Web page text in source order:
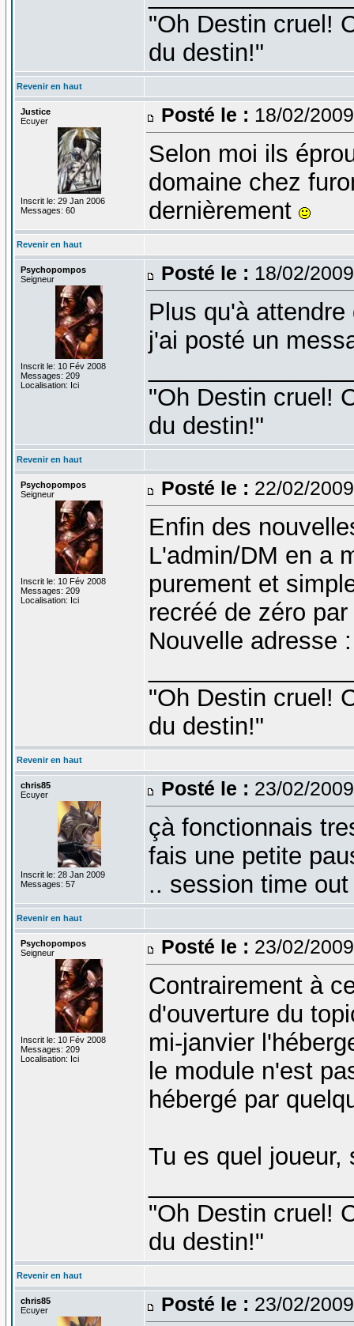
"Oh Destin cruel!
du destin!"
Revenir en haut
Justice
Ecuyer
Inscrit le: 29 Jan 2006
Messages: 60
Posté le : 18/02/
Selon moi ils
domaine chez
dernièrement
Revenir en haut
Psychopompos
Seigneur
Inscrit le: 10 Fév 2008
Messages: 209
Localisation: Ici
Posté le : 18/02/
Plus qu'à
j'ai posté un
"Oh Destin cruel!
du destin!"
Revenir en haut
Psychopompos
Seigneur
Inscrit le: 10 Fév 2008
Messages: 209
Localisation: Ici
Posté le : 22/02/
Enfin des
L'admin/DM en a
purement et
recréé de zéro
Nouvelle adresse
"Oh Destin cruel!
du destin!"
Revenir en haut
chris85
Ecuyer
Inscrit le: 28 Jan 2009
Messages: 57
Posté le : 23/02/
çà fonctionnais
fais une petite
.. session time
Revenir en haut
Psychopompos
Seigneur
Inscrit le: 10 Fév 2008
Messages: 209
Localisation: Ici
Posté le : 23/02/
Contrairement à
d'ouverture du
mi-janvier
le module n'est
hébergé par
Tu es quel
"Oh Destin cruel!
du destin!"
Revenir en haut
chris85
Ecuyer
Posté le : 23/02/